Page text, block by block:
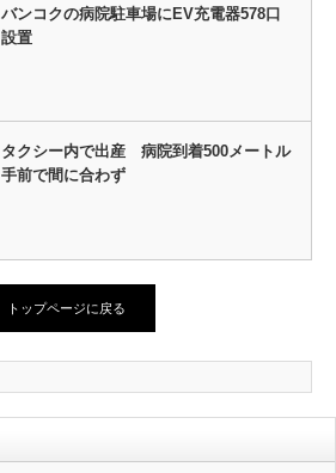
バンコクの病院駐車場にEV充電器578口
設置
タクシー内で出産 病院到着500メートル
手前で間に合わず
トップページに戻る